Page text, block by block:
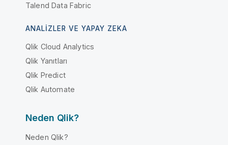
Talend Data Fabric
ANALIZLER VE YAPAY ZEKA
Qlik Cloud Analytics
Qlik Yanıtları
Qlik Predict
Qlik Automate
Neden Qlik?
Neden Qlik?